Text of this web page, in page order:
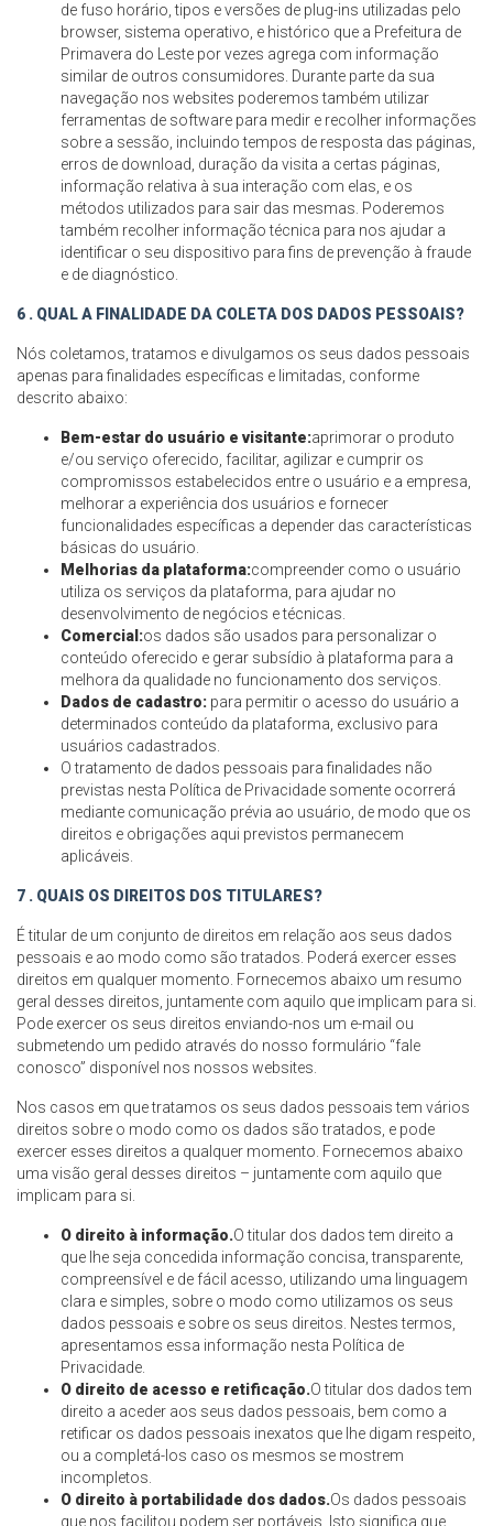
de fuso horário, tipos e versões de plug-ins utilizadas pelo
browser, sistema operativo, e histórico que a Prefeitura de
Primavera do Leste por vezes agrega com informação
similar de outros consumidores. Durante parte da sua
navegação nos websites poderemos também utilizar
ferramentas de software para medir e recolher informações
sobre a sessão, incluindo tempos de resposta das páginas,
erros de download, duração da visita a certas páginas,
informação relativa à sua interação com elas, e os
métodos utilizados para sair das mesmas. Poderemos
também recolher informação técnica para nos ajudar a
identificar o seu dispositivo para fins de prevenção à fraude
e de diagnóstico.
6 . QUAL A FINALIDADE DA COLETA DOS DADOS PESSOAIS?
Nós coletamos, tratamos e divulgamos os seus dados pessoais
apenas para finalidades específicas e limitadas, conforme
descrito abaixo:
Bem-estar do usuário e visitante:aprimorar o produto
e/ou serviço oferecido, facilitar, agilizar e cumprir os
compromissos estabelecidos entre o usuário e a empresa,
melhorar a experiência dos usuários e fornecer
funcionalidades específicas a depender das características
básicas do usuário.
Melhorias da plataforma:compreender como o usuário
utiliza os serviços da plataforma, para ajudar no
desenvolvimento de negócios e técnicas.
Comercial:os dados são usados para personalizar o
conteúdo oferecido e gerar subsídio à plataforma para a
melhora da qualidade no funcionamento dos serviços.
Dados de cadastro: para permitir o acesso do usuário a
determinados conteúdo da plataforma, exclusivo para
usuários cadastrados.
O tratamento de dados pessoais para finalidades não
previstas nesta Política de Privacidade somente ocorrerá
mediante comunicação prévia ao usuário, de modo que os
direitos e obrigações aqui previstos permanecem
aplicáveis.
7 . QUAIS OS DIREITOS DOS TITULARES?
É titular de um conjunto de direitos em relação aos seus dados
pessoais e ao modo como são tratados. Poderá exercer esses
direitos em qualquer momento. Fornecemos abaixo um resumo
geral desses direitos, juntamente com aquilo que implicam para si.
Pode exercer os seus direitos enviando-nos um e-mail ou
submetendo um pedido através do nosso formulário “fale
conosco” disponível nos nossos websites.
Nos casos em que tratamos os seus dados pessoais tem vários
direitos sobre o modo como os dados são tratados, e pode
exercer esses direitos a qualquer momento. Fornecemos abaixo
uma visão geral desses direitos – juntamente com aquilo que
implicam para si.
O direito à informação.O titular dos dados tem direito a
que lhe seja concedida informação concisa, transparente,
compreensível e de fácil acesso, utilizando uma linguagem
clara e simples, sobre o modo como utilizamos os seus
dados pessoais e sobre os seus direitos. Nestes termos,
apresentamos essa informação nesta Política de
Privacidade.
O direito de acesso e retificação.O titular dos dados tem
direito a aceder aos seus dados pessoais, bem como a
retificar os dados pessoais inexatos que lhe digam respeito,
ou a completá-los caso os mesmos se mostrem
incompletos.
O direito à portabilidade dos dados.Os dados pessoais
que nos facilitou podem ser portáveis. Isto significa que